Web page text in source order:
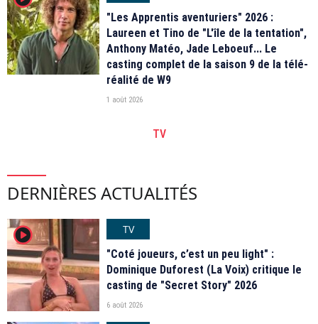
"Les Apprentis aventuriers" 2026 :
Laureen et Tino de "L'île de la tentation",
Anthony Matéo, Jade Leboeuf... Le
casting complet de la saison 9 de la télé-
réalité de W9
1 août 2026
TV
DERNIÈRES ACTUALITÉS
player2
TV
"Coté joueurs, c’est un peu light" :
Dominique Duforest (La Voix) critique le
casting de "Secret Story" 2026
6 août 2026